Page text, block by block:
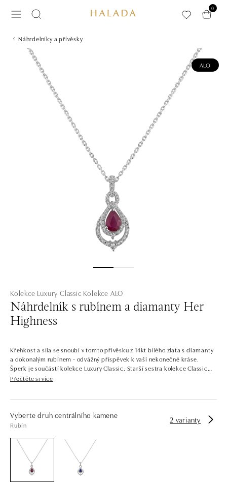
0
Náhrdelníky a přívěsky
ALO
Kolekce Luxury Classic Kolekce ALO
Náhrdelník s rubínem a diamanty Her
Highness
Křehkost a síla se snoubí v tomto přívěsku z 14kt bílého zlata s diamanty
a dokonalým rubínem - odvážný příspěvek k vaší nekonečné kráse.
Šperk je součástí kolekce Luxury Classic. Starší sestra kolekce Classic
First, pyšnící se ještě oslnivějším třpytem. Luxury Classic dává hlavní
prsten si zde vybere opravdu každý. Společnost ALO diamonds vyrábí v
Čechách šperky z diamantů a drahých kamenů už téměř 30 let. Každý
luxusním balení. Ať už vybíráte zásnubní prsten nebo diamantový
náramek či náhrdelník, nedarujete s námi pouze šperk, ale také chytrou
investici. Přívěsek je dodáván bez řetízku. Řetízek je možné doobjednat
posta@alo.cz
Přečtěte si více
Vyberte druh centrálního kamene
Rubín
2 varianty